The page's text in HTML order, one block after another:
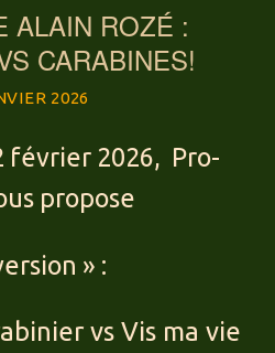
ALAIN ROZÉ :
CARABINES!
2026
février 2026, Pro-
propose
» :
vs Vis ma vie